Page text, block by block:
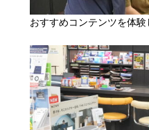
おすすめコンテンツを体